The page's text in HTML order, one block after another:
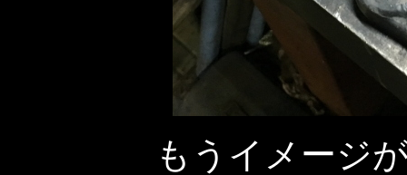
もうイメージ